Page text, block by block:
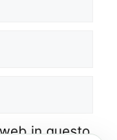
in questo